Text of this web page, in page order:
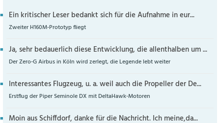
Ein kritischer Leser bedankt sich für die Aufnahme in eur...
Zweiter H160M-Prototyp fliegt
Ja, sehr bedauerlich diese Entwicklung, die allenthalben um ...
Der Zero-G Airbus in Köln wird zerlegt, die Legende lebt weiter
Interessantes Flugzeug, u. a. weil auch die Propeller der De...
Erstflug der Piper Seminole DX mit DeltaHawk-Motoren
Moin aus Schiffdorf, danke für die Nachricht. Ich meine,da...